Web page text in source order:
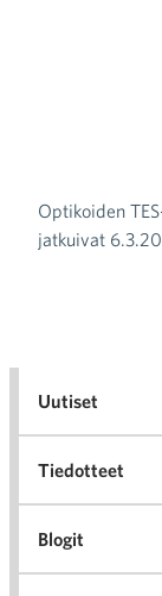
Artikkelien
Optikoiden
jatkuivat
Uutiset
Tiedotteet
Blogit